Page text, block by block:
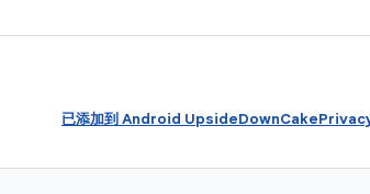
已添加到 Android